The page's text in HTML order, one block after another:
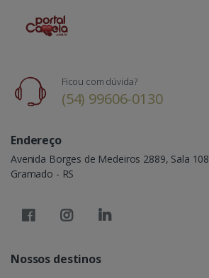
Ficou com dúvida?
(54) 99606-0130
Endereço
Avenida Borges de Medeiros 2889, Sala 108
Gramado - RS
Nossos destinos